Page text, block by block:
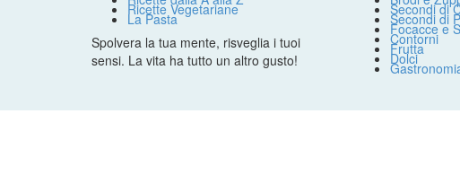
Ricette Vegetariane
La Pasta
Spolvera la tua mente, risveglia i tuoi
sensi. La vita ha tutto un altro gusto!
Secondi di
Secondi di
Focacce e
Contorni
Frutta
Dolci